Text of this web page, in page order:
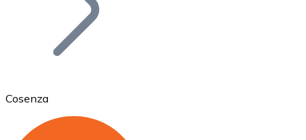
Cosenza